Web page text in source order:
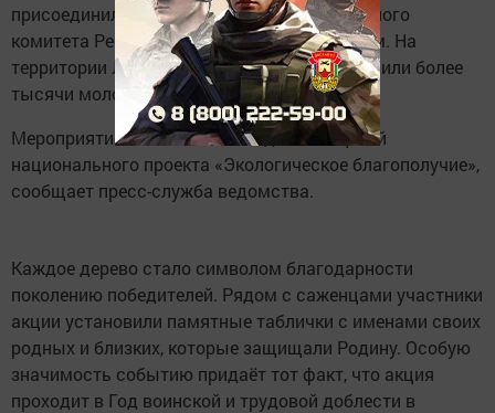
присоединились сотрудники Государственного
комитета Республики Татарстан по тарифам. На
территории Лаишевского района они высадили более
тысячи молодых елей.
Мероприятие также помогает достичь целей
национального проекта «Экологическое благополучие»,
сообщает пресс-служба ведомства.
Каждое дерево стало символом благодарности
поколению победителей. Рядом с саженцами участники
акции установили памятные таблички с именами своих
родных и близких, которые защищали Родину. Особую
значимость событию придаёт тот факт, что акция
проходит в Год воинской и трудовой доблести в